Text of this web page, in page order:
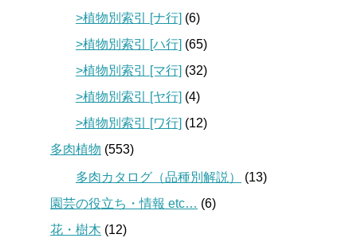
>植物別索引 [ナ行] (6)
>植物別索引 [ハ行] (65)
>植物別索引 [マ行] (32)
>植物別索引 [ヤ行] (4)
>植物別索引 [ワ行] (12)
多肉植物 (553)
多肉カタログ（品種別解説）
(13)
園芸の役立ち・情報 etc… (6)
花・樹木 (12)